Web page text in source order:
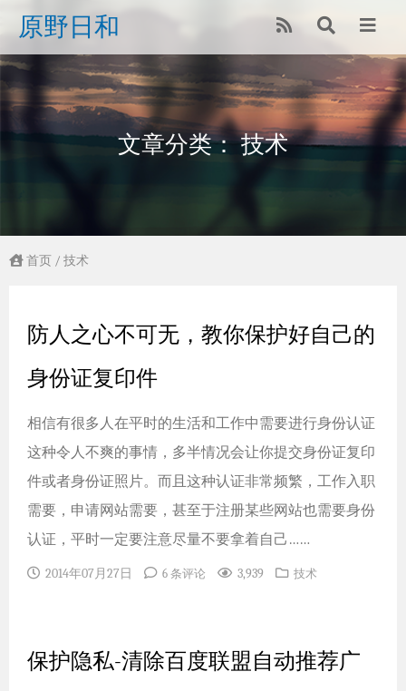
原野日和
文章分类： 技术
首页 / 技术
防人之心不可无，教你保护好自己的
身份证复印件
相信有很多人在平时的生活和工作中需要进行身份认证
这种令人不爽的事情，多半情况会让你提交身份证复印
件或者身份证照片。而且这种认证非常频繁，工作入职
需要，申请网站需要，甚至于注册某些网站也需要身份
认证，平时一定要注意尽量不要拿着自己……
2014年07月27日 6 条评论 3,939 技术
保护隐私-清除百度联盟自动推荐广